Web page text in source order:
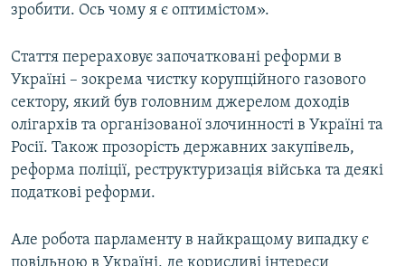
зробити. Ось чому я є оптимістом».
Стаття перераховує започатковані реформи в
Україні – зокрема чистку корупційного газового
сектору, який був головним джерелом доходів
олігархів та організованої злочинності в Україні та
Росії. Також прозорість державних закупівель,
реформа поліції, реструктуризація війська та деякі
податкові реформи.
Але робота парламенту в найкращому випадку є